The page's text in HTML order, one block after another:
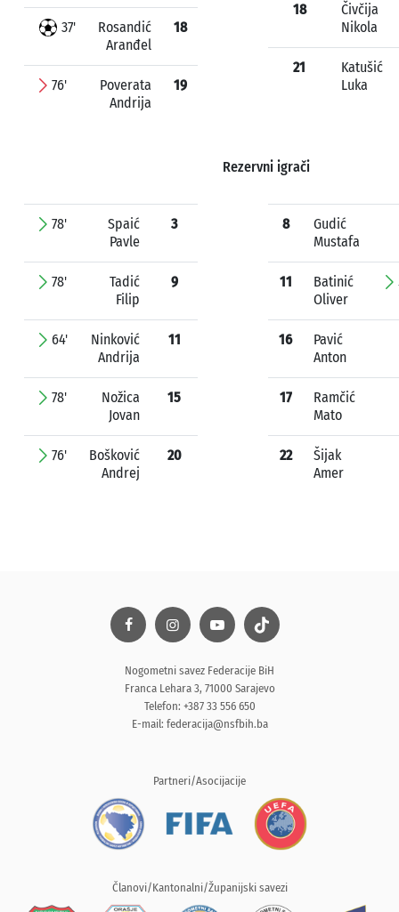
37'
Rosandić
Aranđel
18
76'
Poverata
Andrija
19
18
Čivčija
Nikola
21
Katušić
Luka
Rezervni igrači
78'
Spaić
Pavle
3
78'
Tadić
Filip
9
64'
Ninković
Andrija
11
78'
Nožica
Jovan
15
76'
Bošković
Andrej
20
8
Gudić
Mustafa
11
Batinić
Oliver
16
Pavić
Anton
17
Ramčić
Mato
22
Šijak
Amer
Nogometni savez Federacije BiH
Franca Lehara 3, 71000 Sarajevo
Telefon: +387 33 556 650
E-mail: federacija@nsfbih.ba
Partneri/Asocijacije
Članovi/Kantonalni/Županijski savezi